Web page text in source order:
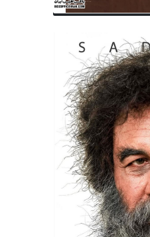
سینمای جهان
بعد از تجاوز جنسی،
به اتهام‌های ژرار دوپاردیو